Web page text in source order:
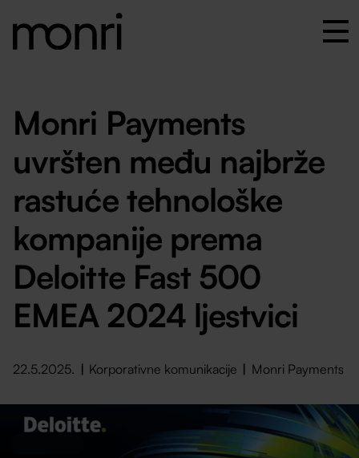
Monri Payments
uvršten među najbrže
rastuće tehnološke
kompanije prema
Deloitte Fast 500
EMEA 2024 ljestvici
22.5.2025. Korporativne komunikacije Monri Payments